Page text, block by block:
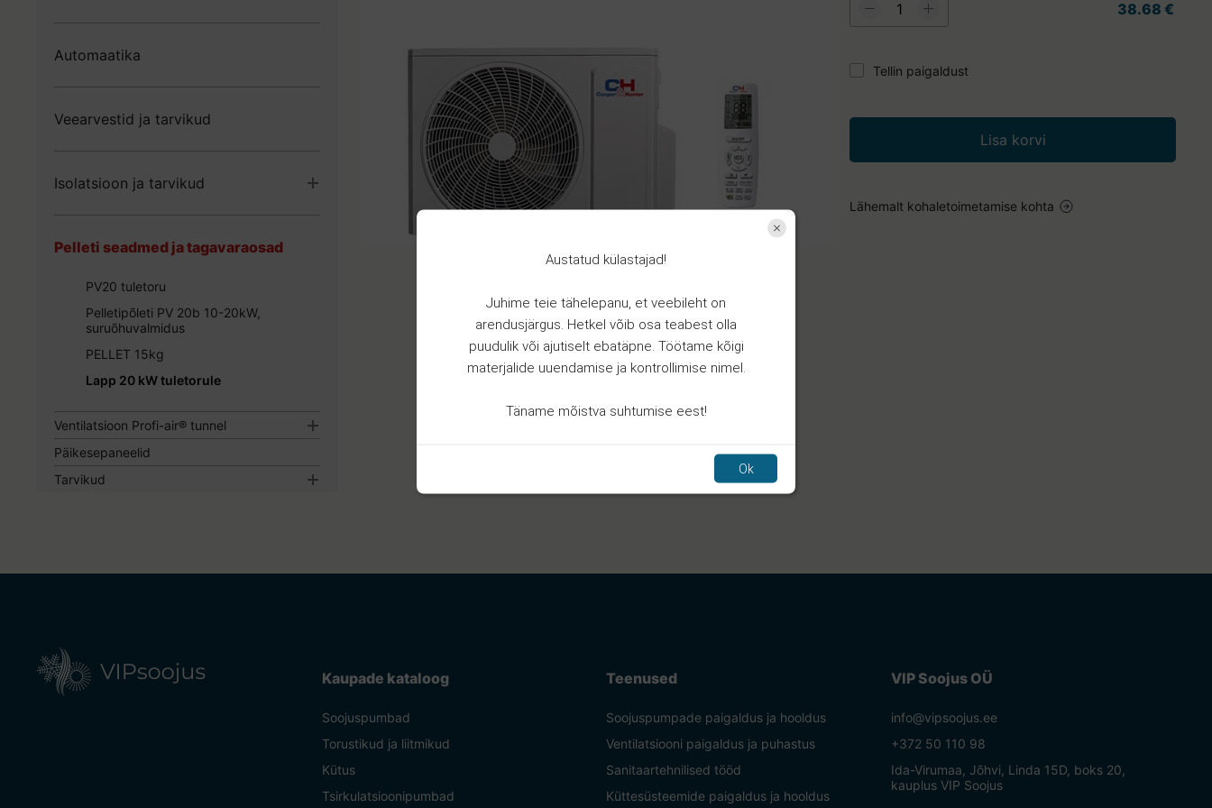
Vasest torud ja pressliitmikud
Trappid
Automaatika
Veearvestid ja tarvikud
Isolatsioon ja tarvikud
Isolatsiooni tarvikud
Pelleti seadmed ja tagavaraosad
PV20 tuletoru
Pelletipõleti PV 20b 10-20kW,
suruõhuvalmidus
PELLET 15kg
Lapp 20 kW tuletorule
Ventilatsioon Profi-air® tunnel
Torud ja tarvikud Profi-air
Ventilatsiooni Profi-air kastid ja tarvikud
Päikesepaneelid
Tarvikud
38.68 €
Tellin paigaldust
Lisa korvi
Lähemalt kohaletoimetamise kohta
Kaupade kataloog
Soojuspumbad
Torustikud ja liitmikud
Kütus
Tsirkulatsioonipumbad
Teenused
Soojuspumpade paigaldus ja hooldus
Ventilatsiooni paigaldus ja puhastus
Sanitaartehnilised tööd
Küttesüsteemide paigaldus ja hooldus
VIP Soojus OÜ
info@vipsoojus.ee
+372 50 110 98
Ida-Virumaa, Jõhvi, Linda 15D, boks 20,
kauplus VIP Soojus
Austatud külastajad!
Juhime teie tähelepanu, et veebileht on
arendusjärgus. Hetkel võib osa teabest olla
puudulik või ajutiselt ebatäpne. Töötame kõigi
materjalide uuendamise ja kontrollimise nimel.
Täname mõistva suhtumise eest!
Ok